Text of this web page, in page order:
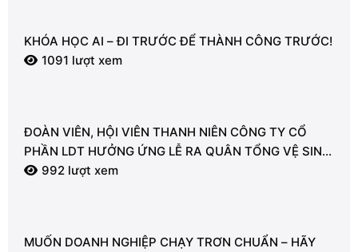
KHÓA HỌC AI – ĐI TRƯỚC ĐỂ THÀNH CÔNG TRƯỚC!
1091 lượt xem
ĐOÀN VIÊN, HỘI VIÊN THANH NIÊN CÔNG TY CỔ
PHẦN LDT HƯỞNG ỨNG LỄ RA QUÂN TỔNG VỆ SINH
MÔI TRƯỜNG
992 lượt xem
MUỐN DOANH NGHIỆP CHẠY TRƠN CHUẨN – HÃY